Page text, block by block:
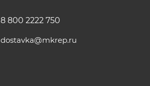
8 800 2222 750
dostavka@mkrep.ru